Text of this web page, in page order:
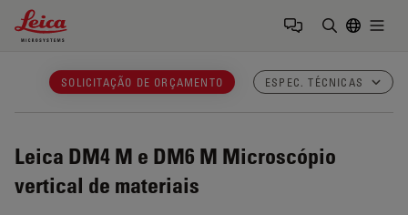
Leica Microsystems Logo
SOLICITAÇÃO DE ORÇAMENTO ESPEC. TÉCNICAS
Leica DM4 M e DM6 M Microscópio
vertical de materiais